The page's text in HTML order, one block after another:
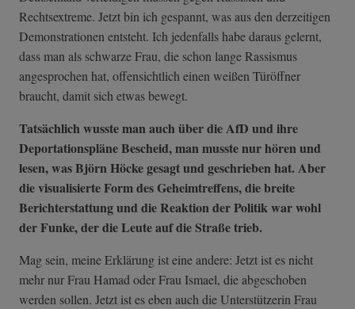
Rechtsextreme. Jetzt bin ich gespannt, was aus den derzeitigen
Demonstrationen entsteht. Ich jedenfalls habe daraus gelernt,
dass man als schwarze Frau, die schon lange Rassismus
angesprochen hat, offensichtlich einen weißen Türöffner
braucht, damit sich etwas bewegt.
Tatsächlich wusste man auch über die AfD und ihre
Deportationspläne Bescheid, man musste nur hören und
lesen, was Björn Höcke gesagt und geschrieben hat. Aber
die visualisierte Form des Geheimtreffens, die breite
Berichterstattung und die Reaktion der Politik war wohl
der Funke, der die Leute auf die Straße trieb.
Mag sein, meine Erklärung ist eine andere: Jetzt ist es nicht
mehr nur Frau Hamad oder Frau Ismael, die abgeschoben
werden sollen. Jetzt ist es eben auch die Unterstützerin Frau